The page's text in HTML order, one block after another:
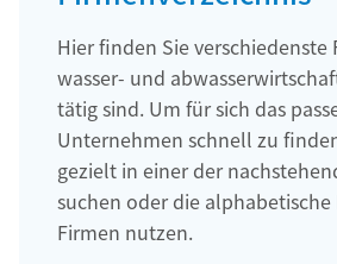
Hier finden Sie verschiedenste
wasser- und
tätig sind. Um für sich das
Unternehmen schnell zu
gezielt in einer der
suchen oder die alphabetische
Firmen nutzen.